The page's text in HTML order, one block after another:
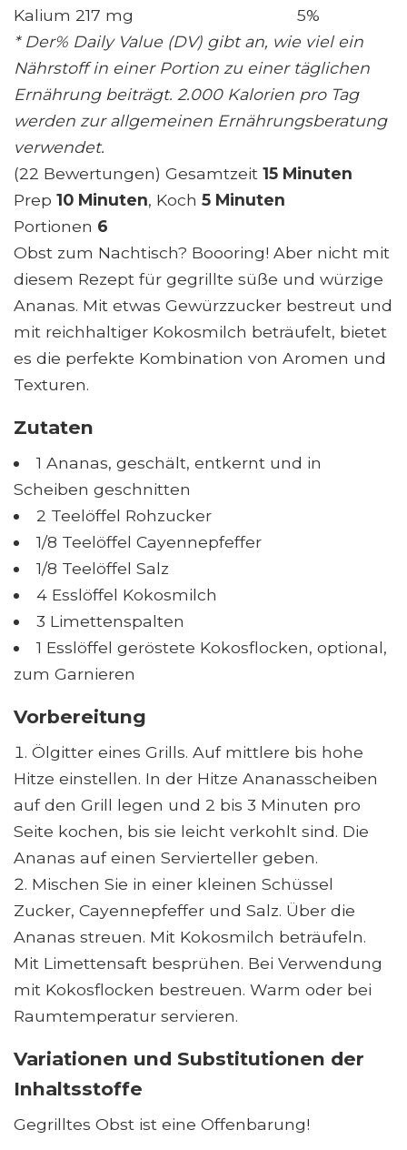
Kalium 217 mg
5%
* Der% Daily Value (DV) gibt an, wie viel ein
Nährstoff in einer Portion zu einer täglichen
Ernährung beiträgt. 2.000 Kalorien pro Tag
werden zur allgemeinen Ernährungsberatung
verwendet.
(22 Bewertungen) Gesamtzeit 15 Minuten
Prep 10 Minuten, Koch 5 Minuten
Portionen 6
Obst zum Nachtisch? Boooring! Aber nicht mit
diesem Rezept für gegrillte süße und würzige
Ananas. Mit etwas Gewürzzucker bestreut und
mit reichhaltiger Kokosmilch beträufelt, bietet
es die perfekte Kombination von Aromen und
Texturen.
Zutaten
1 Ananas, geschält, entkernt und in
Scheiben geschnitten
2 Teelöffel Rohzucker
1/8 Teelöffel Cayennepfeffer
1/8 Teelöffel Salz
4 Esslöffel Kokosmilch
3 Limettenspalten
1 Esslöffel geröstete Kokosflocken, optional,
zum Garnieren
Vorbereitung
Ölgitter eines Grills. Auf mittlere bis hohe
Hitze einstellen. In der Hitze Ananasscheiben
auf den Grill legen und 2 bis 3 Minuten pro
Seite kochen, bis sie leicht verkohlt sind. Die
Ananas auf einen Servierteller geben.
Mischen Sie in einer kleinen Schüssel
Zucker, Cayennepfeffer und Salz. Über die
Ananas streuen. Mit Kokosmilch beträufeln.
Mit Limettensaft besprühen. Bei Verwendung
mit Kokosflocken bestreuen. Warm oder bei
Raumtemperatur servieren.
Variationen und Substitutionen der
Inhaltsstoffe
Gegrilltes Obst ist eine Offenbarung!